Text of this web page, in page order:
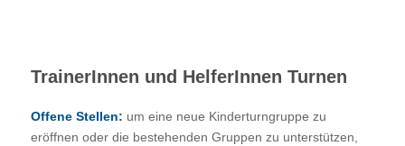
TrainerInnen und HelferInnen Turnen
Offene Stellen: um eine neue Kinderturngruppe zu
eröffnen oder die bestehenden Gruppen zu unterstützen,